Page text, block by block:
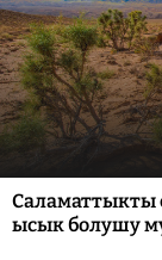
Саламаттыкты
ысык болушу